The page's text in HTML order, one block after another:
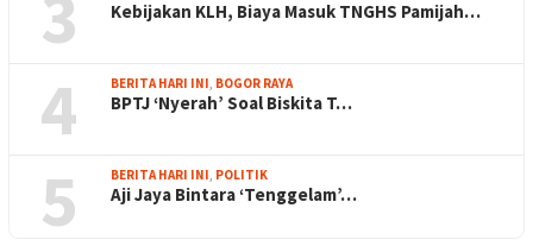
Kebijakan KLH, Biaya Masuk TNGHS Pamijah…
4 BERITA HARI INI BOGOR RAYA
BPTJ ‘Nyerah’ Soal Biskita T…
5 BERITA HARI INI POLITIK
Aji Jaya Bintara ‘Tenggelam’…